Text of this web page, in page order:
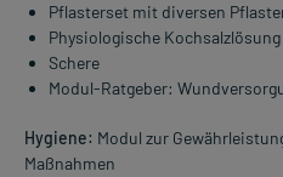
Pflasterset mit diversen
Physiologische
Schere
Modul-Ratgeber:
Hygiene: Modul zur
Maßnahmen